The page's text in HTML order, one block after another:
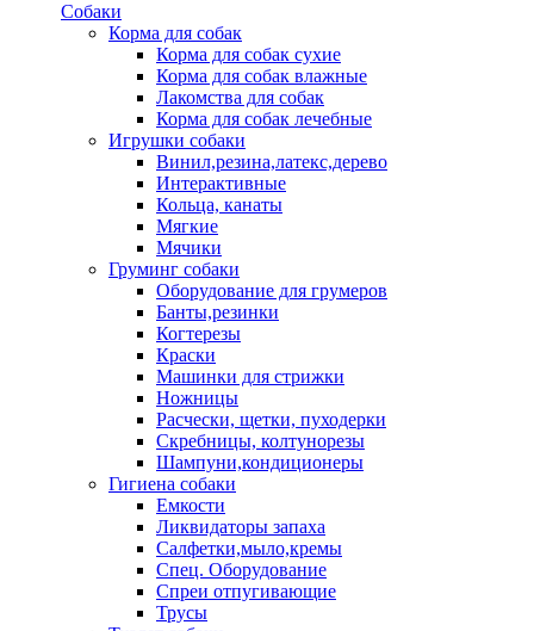
Собаки
Корма для собак
Корма для собак сухие
Корма для собак влажные
Лакомства для собак
Корма для собак лечебные
Игрушки собаки
Винил,резина,латекс,дерево
Интерактивные
Кольца, канаты
Мягкие
Мячики
Груминг собаки
Оборудование для грумеров
Банты,резинки
Когтерезы
Краски
Машинки для стрижки
Ножницы
Расчески, щетки, пуходерки
Скребницы, колтунорезы
Шампуни,кондиционеры
Гигиена собаки
Емкости
Ликвидаторы запаха
Салфетки,мыло,кремы
Спец. Оборудование
Спреи отпугивающие
Трусы